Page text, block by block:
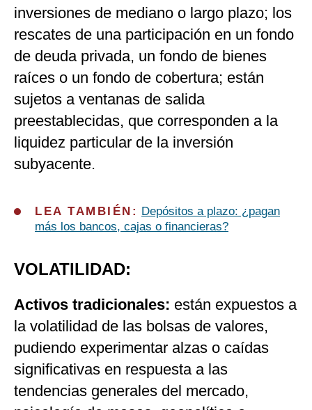
inversiones de mediano o largo plazo; los
rescates de una participación en un fondo
de deuda privada, un fondo de bienes
raíces o un fondo de cobertura; están
sujetos a ventanas de salida
preestablecidas, que corresponden a la
liquidez particular de la inversión
subyacente.
LEA TAMBIÉN:
Depósitos a plazo: ¿pagan
más los bancos, cajas o financieras?
VOLATILIDAD:
Activos tradicionales: están expuestos a
la volatilidad de las bolsas de valores,
pudiendo experimentar alzas o caídas
significativas en respuesta a las
tendencias generales del mercado,